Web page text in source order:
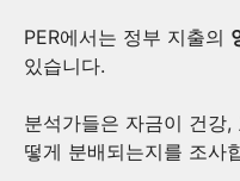
PER에서는 정부 지출의
있습니다.
분석가들은 자금이 건강
떻게 분배되는지를 조사